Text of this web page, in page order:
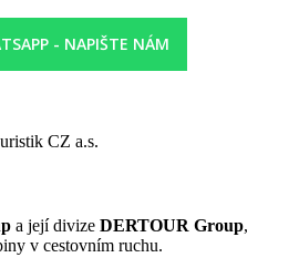
- NAPIŠTE NÁM
CZ a.s.
a její divize DERTOUR Group,
v cestovním ruchu.